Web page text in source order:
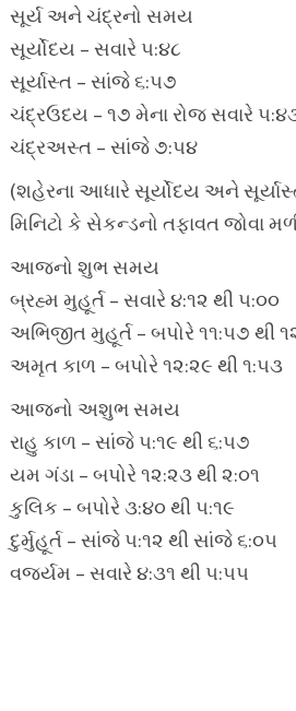
સૂર્ય અને ચંદ્રનો સમય
સૂર્યોદય – સવારે ૫:૪૮
સૂર્યાસ્ત – સાંજે ૬:૫૭
ચંદ્રઉદય – ૧૭ મેના રોજ સવારે
ચંદ્રઅસ્ત – સાંજે ૭:૫૪
(શહેરના આધારે સૂર્યોદય અને
મિનિટો કે સેકન્ડનો તફાવત જોવા
આજનો શુભ સમય
બ્રહ્મ મુહૂર્ત – સવારે ૪:૧૨ થી ૫:૦૦
અભિજીત મુહૂર્ત – બપોરે ૧૧:૫૭ થી
અમૃત કાળ – બપોરે ૧૨:૨૯ થી ૧:૫૩
આજનો અશુભ સમય
રાહુ કાળ – સાંજે ૫:૧૯ થી ૬:૫૭
યમ ગંડા – બપોરે ૧૨:૨૩ થી ૨:૦૧
કુલિક – બપોરે ૩:૪૦ થી ૫:૧૯
દુર્મુહૂર્ત – સાંજે ૫:૧૨ થી સાંજે ૬:૦૫
વર્જ્યમ – સવારે ૪:૩૧ થી ૫:૫૫